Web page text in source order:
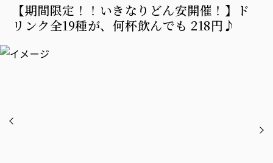
【期間限定！！いきなりどん安開催！】ド
リンク全19種が、何杯飲んでも 218円♪